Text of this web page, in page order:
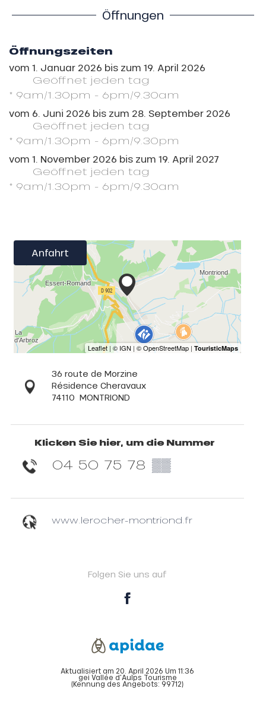
Öffnungen
Öffnungszeiten
vom 1. Januar 2026 bis zum 19. April 2026
Geöffnet jeden tag
* 9am/1.30pm - 6pm/9.30am
vom 6. Juni 2026 bis zum 28. September 2026
Geöffnet jeden tag
* 9am/1.30pm - 6pm/9.30pm
vom 1. November 2026 bis zum 19. April 2027
Geöffnet jeden tag
* 9am/1.30pm - 6pm/9.30am
Anfahrt
36 route de Morzine
Résidence Cheravaux
74110 MONTRIOND
Klicken Sie hier, um die Nummer
04 50 75 78 ▒▒
www.lerocher-montriond.fr
Folgen Sie uns auf
Aktualisiert am 20. April 2026 Um 11:36
gei Vallée d'Aulps Tourisme
(Kennung des Angebots: 99712)